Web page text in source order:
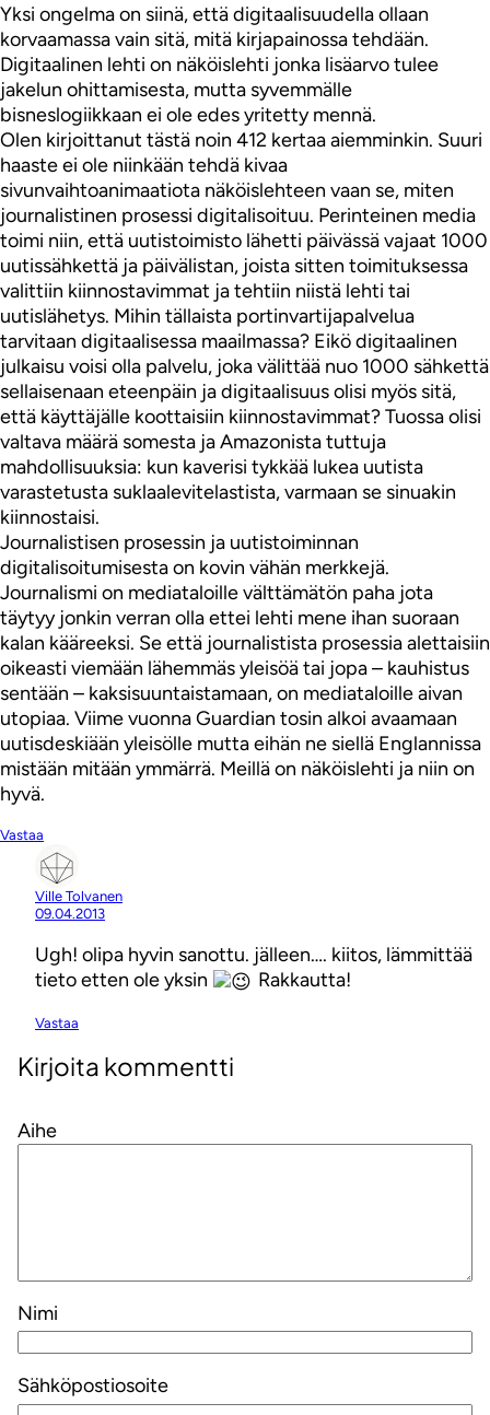
Yksi ongelma on siinä, että digitaalisuudella ollaan
korvaamassa vain sitä, mitä kirjapainossa tehdään.
Digitaalinen lehti on näköislehti jonka lisäarvo tulee
jakelun ohittamisesta, mutta syvemmälle
bisneslogiikkaan ei ole edes yritetty mennä.
Olen kirjoittanut tästä noin 412 kertaa aiemminkin. Suuri
haaste ei ole niinkään tehdä kivaa
sivunvaihtoanimaatiota näköislehteen vaan se, miten
journalistinen prosessi digitalisoituu. Perinteinen media
toimi niin, että uutistoimisto lähetti päivässä vajaat 1000
uutissähkettä ja päivälistan, joista sitten toimituksessa
valittiin kiinnostavimmat ja tehtiin niistä lehti tai
uutislähetys. Mihin tällaista portinvartijapalvelua
tarvitaan digitaalisessa maailmassa? Eikö digitaalinen
julkaisu voisi olla palvelu, joka välittää nuo 1000 sähkettä
sellaisenaan eteenpäin ja digitaalisuus olisi myös sitä,
että käyttäjälle koottaisiin kiinnostavimmat? Tuossa olisi
valtava määrä somesta ja Amazonista tuttuja
mahdollisuuksia: kun kaverisi tykkää lukea uutista
varastetusta suklaalevitelastista, varmaan se sinuakin
kiinnostaisi.
Journalistisen prosessin ja uutistoiminnan
digitalisoitumisesta on kovin vähän merkkejä.
Journalismi on mediataloille välttämätön paha jota
täytyy jonkin verran olla ettei lehti mene ihan suoraan
kalan kääreeksi. Se että journalistista prosessia alettaisiin
oikeasti viemään lähemmäs yleisöä tai jopa – kauhistus
sentään – kaksisuuntaistamaan, on mediataloille aivan
utopiaa. Viime vuonna Guardian tosin alkoi avaamaan
uutisdeskiään yleisölle mutta eihän ne siellä Englannissa
mistään mitään ymmärrä. Meillä on näköislehti ja niin on
hyvä.
Vastaa
Ville Tolvanen
09.04.2013
Ugh! olipa hyvin sanottu. jälleen…. kiitos, lämmittää
tieto etten ole yksin
Rakkautta!
Vastaa
Kirjoita kommentti
Aihe
Nimi
Sähköpostiosoite